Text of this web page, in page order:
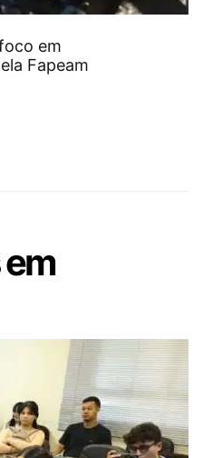
em
Fapeam